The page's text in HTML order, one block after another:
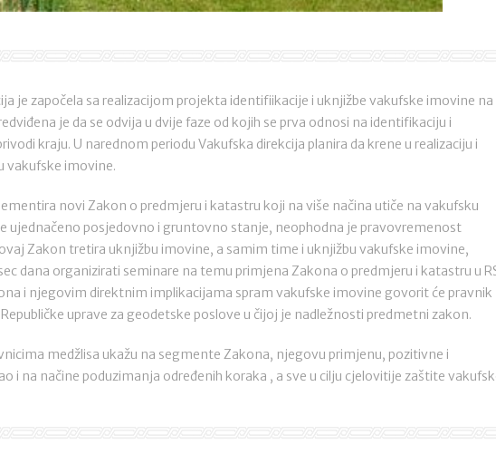
je započela sa realizacijom projekta identifiikacije i uknjižbe vakufske imovine na
je da se odvija u dvije faze od kojih se prva odnosi na identifikaciju i
kraju. U narednom periodu Vakufska direkcija planira da krene u realizaciju i
vakufske imovine.
novi Zakon o predmjeru i katastru koji na više načina utiče na vakufsku
ujednačeno posjedovno i gruntovno stanje, neophodna je pravovremenost
Zakon tretira uknjižbu imovine, a samim time i uknjižbu vakufske imovine,
dana organizirati seminare na temu primjena Zakona o predmjeru i katastru u
i njegovim direktnim implikacijama spram vakufske imovine govorit će pravnik
uprave za geodetske poslove u čijoj je nadležnosti predmetni zakon.
medžlisa ukažu na segmente Zakona, njegovu primjenu, pozitivne i
i na načine poduzimanja određenih koraka , a sve u cilju cjelovitije zaštite